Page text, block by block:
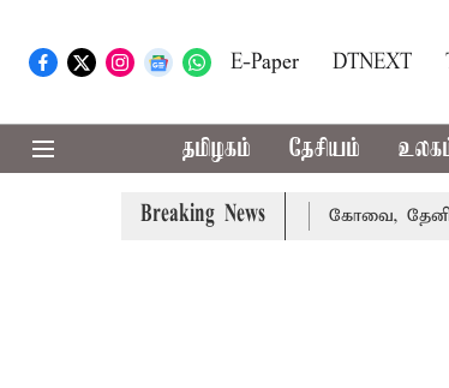
E-Paper DTNEXT
தமிழகம் தேசியம்
Breaking News
வாபஸ் பெற்றார் சங்கீதா கோவை,